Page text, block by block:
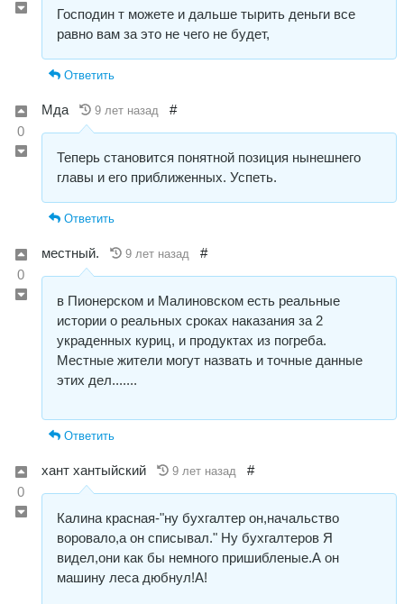
Господин т можете и дальше тырить деньги все
равно вам за это не чего не будет,
Ответить
0
Мда 9 лет назад #
Теперь становится понятной позиция нынешнего
главы и его приближенных. Успеть.
Ответить
0
местный. 9 лет назад #
в Пионерском и Малиновском есть реальные
истории о реальных сроках наказания за 2
украденных куриц, и продуктах из погреба.
Местные жители могут назвать и точные данные
этих дел.......
Ответить
0
хант хантыйский 9 лет назад #
Калина красная-"ну бухгалтер он,начальство
воровало,а он списывал." Ну бухгалтеров Я
видел,они как бы немного пришибленые.А он
машину леса дюбнул!А!